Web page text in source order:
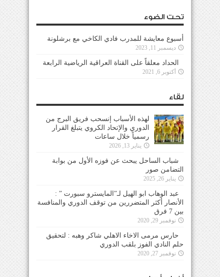
تحت الضوء
أسبوع معايشة للمدرب فادي الكاخي مع برشلونة
ديسمبر 11, 2023
الحداد معلقاً على القناة العراقية الرياضية الرابعة
أكتوبر 6, 2021
لقاء
لهذه الأسباب إنسحب فريق البرج من
الدوري والإتحاد الكروي يتبلغ القرار
رسمياً خلال ساعات
يناير 13, 2026
شباب الساحل يبحث عن فوزه الأول من بوابة
التضامن صور
يناير 26, 2025
عبد الوهاب ابو الهيل لـ”المايسترو سبورت ” :
الأنصار أكثر المتضررين من توقف الدوري والمنافسة
بين 7 فرق
نوفمبر 29, 2020
حارس مرمى الاخاء الاهلي شاكر وهبه : لتحقيق
حلم النادي الفوز بلقب الدوري
نوفمبر 27, 2020